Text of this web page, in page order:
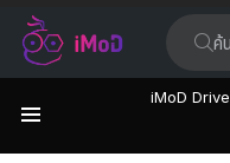
iMoD Drive